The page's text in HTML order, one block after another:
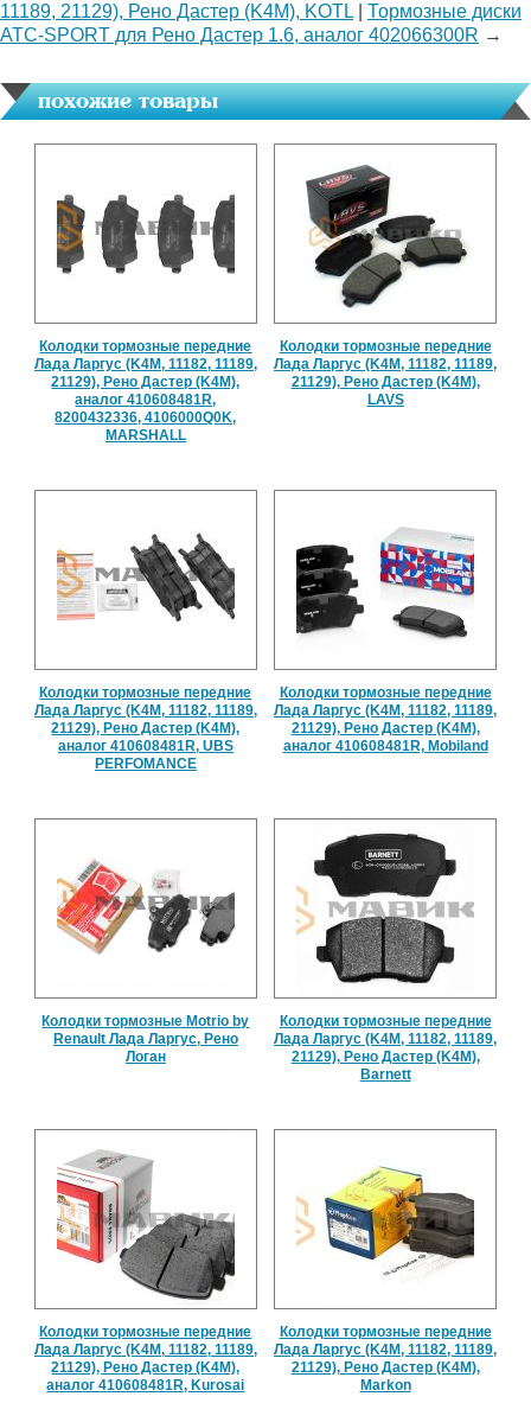
11189, 21129), Рено Дастер (K4M), KOTL
Тормозные диски
АТС-SPORT для Рено Дастер 1.6, аналог 402066300R →
похожие товары
Колодки тормозные передние
Лада Ларгус (K4M, 11182, 11189,
21129), Рено Дастер (K4M),
аналог 410608481R,
8200432336, 4106000Q0K,
MARSHALL
Колодки тормозные передние
Лада Ларгус (K4M, 11182, 11189,
21129), Рено Дастер (K4M),
LAVS
Колодки тормозные передние
Лада Ларгус (K4M, 11182, 11189,
21129), Рено Дастер (K4M),
аналог 410608481R, UBS
PERFOMANCE
Колодки тормозные передние
Лада Ларгус (K4M, 11182, 11189,
21129), Рено Дастер (K4M),
аналог 410608481R, Mobiland
Колодки тормозные Motrio by
Renault Лада Ларгус, Рено
Логан
Колодки тормозные передние
Лада Ларгус (K4M, 11182, 11189,
21129), Рено Дастер (K4M),
Barnett
Колодки тормозные передние
Лада Ларгус (K4M, 11182, 11189,
21129), Рено Дастер (K4M),
аналог 410608481R, Kurosai
Колодки тормозные передние
Лада Ларгус (K4M, 11182, 11189,
21129), Рено Дастер (K4M),
Markon